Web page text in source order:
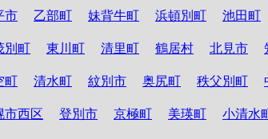
市 乙部町 妹背牛町 浜頓別町 池田町
別町 東川町 清里町 鶴居村 北見市
町 清水町 紋別市 奥尻町 秩父別町
市西区 登別市 京極町 美瑛町 小清水